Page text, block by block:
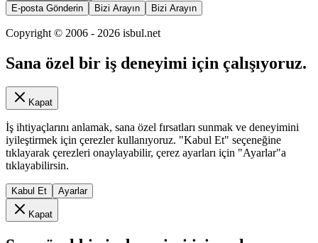
E-posta Gönderin
Bizi Arayın Bizi Arayın
Copyright © 2006 - 2026 isbul.net
Sana özel bir iş deneyimi için çalışıyoruz.
Kapat
İş ihtiyaçlarını anlamak, sana özel fırsatları sunmak ve deneyimini
iyileştirmek için çerezler kullanıyoruz. "Kabul Et" seçeneğine
tıklayarak çerezleri onaylayabilir, çerez ayarları için "Ayarlar"a
tıklayabilirsin.
Kabul Et Ayarlar
Kapat